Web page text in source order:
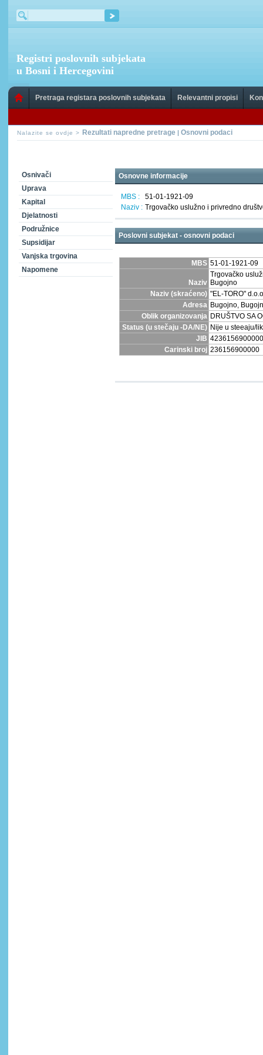
Registri poslovnih subjekata
u Bosni i Hercegovini
Pretraga registara poslovnih subjekata Relevantni propisi
Nalazite se ovdje > Rezultati napredne pretrage | Osnovni podaci
Osnivači
Uprava
Kapital
Djelatnosti
Podružnice
Supsidijar
Vanjska trgovina
Napomene
Osnovne informacije
MBS :
51-01-1921-09
Naziv : Trgovačko uslužno i privredno
Poslovni subjekat - osnovni podaci
MBS 51-01-1921-09
Naziv
Trgovačko
Bugojno
Naziv (skraćeno) "EL-TORO"
Adresa Bugojno,
Oblik organizovanja DRUŠTVO SA
Status (u stečaju -DA/NE) Nije u steeaju/
JIB 4236156900000
Carinski broj 236156900000